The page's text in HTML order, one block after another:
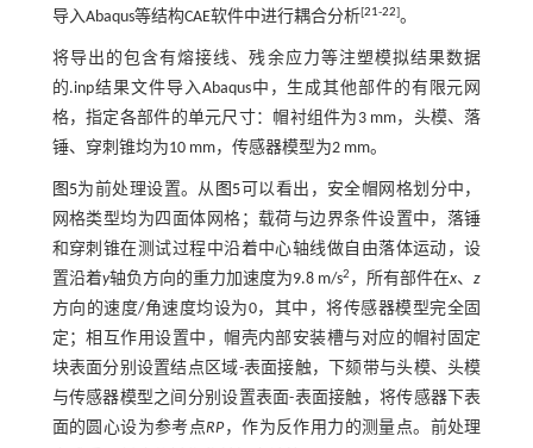
导入Abaqus等结构CAE软件中进行耦合分析[21-22]。
将导出的包含有熔接线、残余应力等注塑模拟结果数据
的.inp结果文件导入Abaqus中，生成其他部件的有限元网
格，指定各部件的单元尺寸：帽衬组件为3 mm，头模、落
锤、穿刺锥均为10 mm，传感器模型为2 mm。
图5为前处理设置。从 图5 可以看出，安全帽网格划分中，
网格类型均为四面体网格；载荷与边界条件设置中，落锤
和穿刺锥在测试过程中沿着中心轴线做自由落体运动，设
置沿着y轴负方向的重力加速度为9.8 m/s2 ，所有部件在x、z
方向的速度/角速度均设为0，其中，将传感器模型完全固
定；相互作用设置中，帽壳内部安装槽与对应的帽衬固定
块表面分别设置结点区域-表面接触，下颏带与头模、头模
与传感器模型之间分别设置表面-表面接触，将传感器下表
面的圆心设为参考点RP，作为反作用力的测量点。前处理